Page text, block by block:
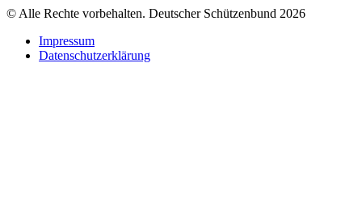
© Alle Rechte vorbehalten. Deutscher Schützenbund 2026
Impressum
Datenschutzerklärung